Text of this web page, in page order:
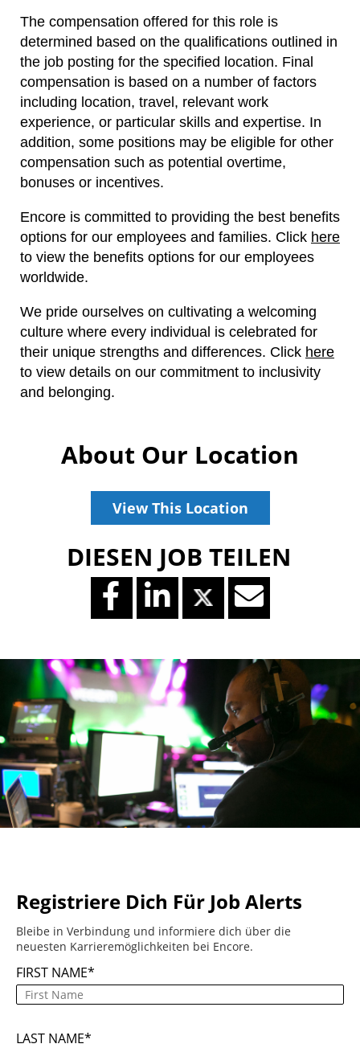
The compensation offered for this role is
determined based on the qualifications outlined in
the job posting for the specified location. Final
compensation is based on a number of factors
including location, travel, relevant work
experience, or particular skills and expertise. In
addition, some positions may be eligible for other
compensation such as potential overtime,
bonuses or incentives.
Encore is committed to providing the best benefits
options for our employees and families. Click here
to view the benefits options for our employees
worldwide.
We pride ourselves on cultivating a welcoming
culture where every individual is celebrated for
their unique strengths and differences. Click here
to view details on our commitment to inclusivity
and belonging.
About Our Location
View This Location
DIESEN JOB TEILEN
Registriere Dich Für Job Alerts
Bleibe in Verbindung und informiere dich über die
neuesten Karrieremöglichkeiten bei Encore.
FIRST NAME
LAST NAME